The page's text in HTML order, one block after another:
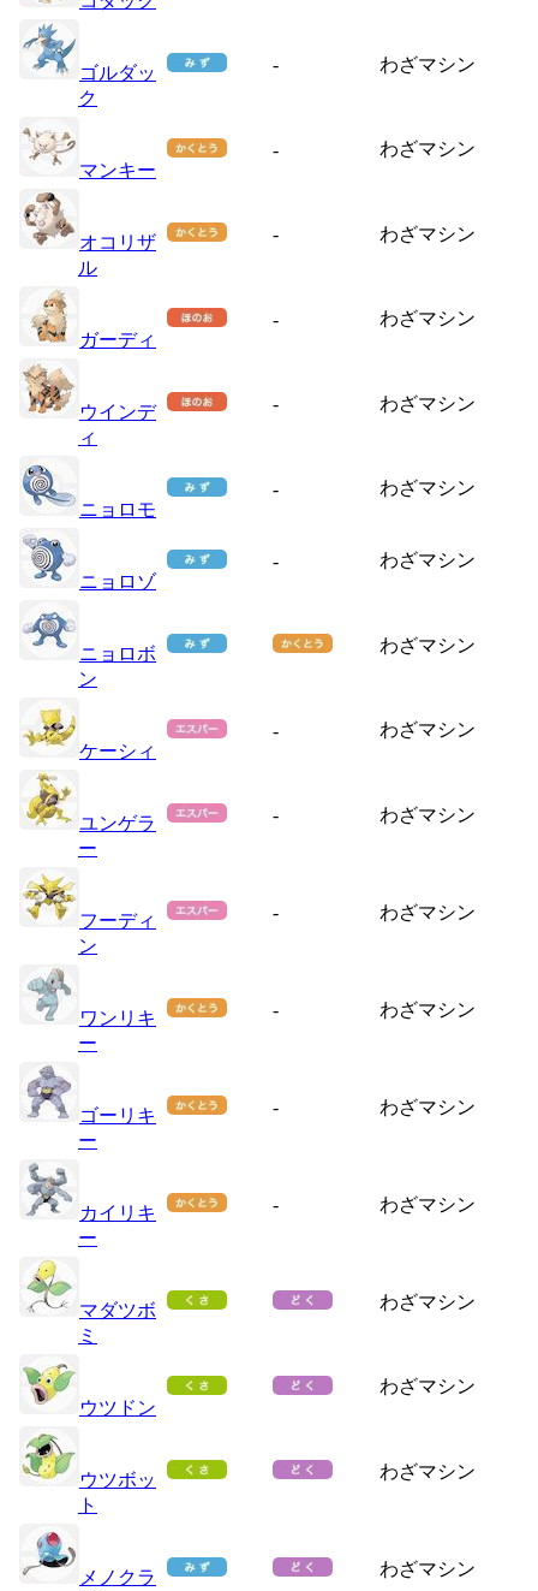
ゴルダッ
ク
- わざマシン
マンキー
- わざマシン
オコリザ
ル
- わざマシン
ガーディ
- わざマシン
ウインデ
ィ
- わざマシン
ニョロモ
- わざマシン
ニョロゾ
- わざマシン
ニョロボ
ン
わざマシン
ケーシィ
- わざマシン
ユンゲラ
ー
- わざマシン
フーディ
ン
- わざマシン
ワンリキ
ー
- わざマシン
ゴーリキ
ー
- わざマシン
カイリキ
ー
- わざマシン
マダツボ
ミ
わざマシン
ウツドン
わざマシン
ウツボッ
ト
わざマシン
メノクラ
わざマシン